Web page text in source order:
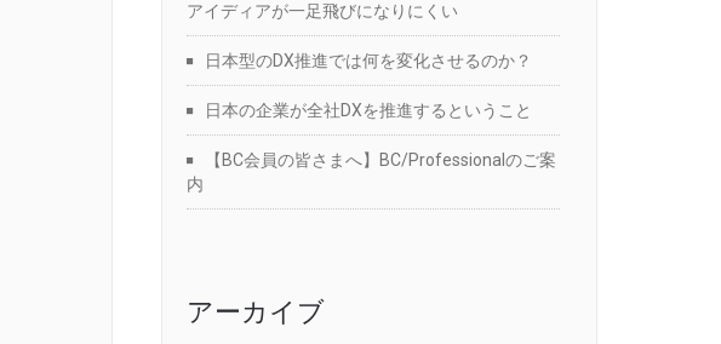
アイディアが一足飛びになりにくい
日本型のDX推進では何を変化させるのか？
日本の企業が全社DXを推進するということ
【BC会員の皆さまへ】BC/Professionalのご案
内
アーカイブ